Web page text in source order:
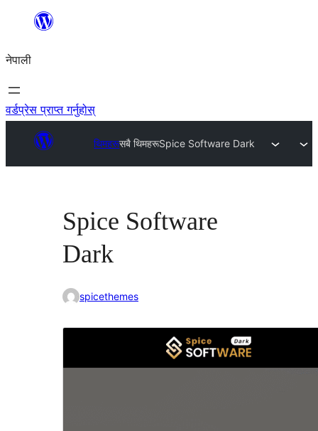
सामग्रीमा
नेपाली
वर्डप्रेस प्राप्त गर्नुहोस्
थिमहरूसबै थिमहरूSpice Software Dark
Spice Software
Dark
spicethemes